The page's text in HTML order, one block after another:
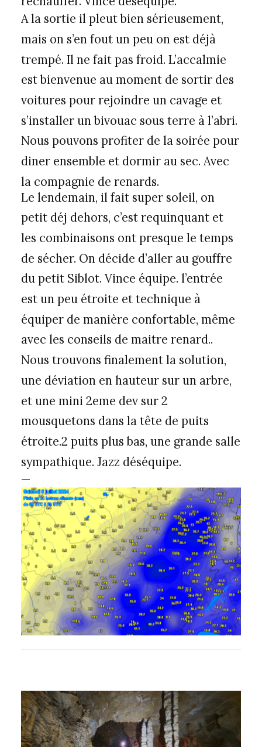
A la sortie il pleut bien sérieusement,
mais on s’en fout un peu on est déjà
trempé. Il ne fait pas froid. L’accalmie
est bienvenue au moment de sortir des
voitures pour rejoindre un cavage et
s’installer un bivouac sous terre à l’abri.
Nous pouvons profiter de la soirée pour
diner ensemble et dormir au sec. Avec
la compagnie de renards.
Le lendemain, il fait super soleil, on
petit déj dehors, c’est requinquant et
les combinaisons ont presque le temps
de sécher. On décide d’aller au gouffre
du petit Siblot. Vince équipe. l’entrée
est un peu étroite et technique à
équiper de manière confortable, même
avec les conseils de maitre renard..
Nous trouvons finalement la solution,
une déviation en hauteur sur un arbre,
et une mini 2eme dev sur 2
mousquetons dans la tête de puits
étroite.2 puits plus bas, une grande salle
sympathique. Jazz déséquipe.
—